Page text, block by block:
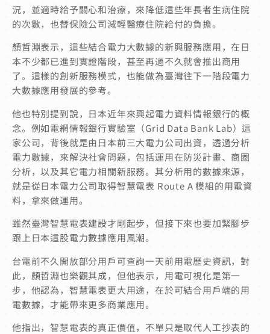
況，並適時給予關心和治療，來降低這些年長者生病住院
的次數，也替保險公司減輕醫療住院給付的負擔。
顏哲淵表示，這些結合電力大數據的新興服務應用，在日
本不少都已進到實證階段，甚至再過不久就會推出商用
了。這樣的創新服務模式，也能做為臺灣往下一階段電力
大數據應用發展的參考。
他也特別提到說，日本近年來興起電力資料情報銀行的概
念。例如電網情報銀行實驗室（Grid Data Bank Lab）這
家公司，背後就是由日本前三大電力公司出資，透過分析
電力數據，來解決社會問題，包括運用在防災計畫、商圈
分析，以及其它電力相關新服務。其分析用的數據來源，
就是從日本電力公司取得智慧電表 Route A 模組的用電資
料，拿來做運用。
雖然臺灣智慧電表建設才剛起步，但接下來也要加緊腳步
跟上日本這股電力數據應用風潮。
台電前不久開放部分用戶可查詢一天前用電歷史資訊，對
此，顏哲淵也樂觀其成，但他表示，用電可視化是第一
步，他認為，智慧電表更大用途，在於可結合用戶端的用
電數據，才能帶來更多商業應用。
他指出，智慧電表的真正價值，不單只是取代人工抄表的